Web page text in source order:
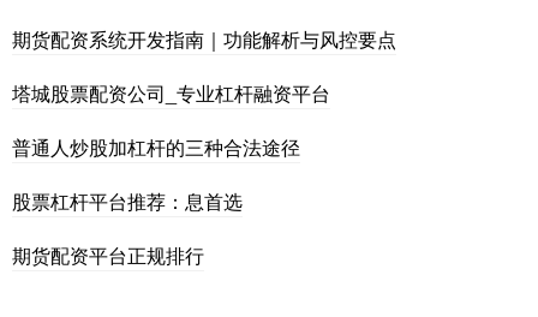
期货配资系统开发指南｜功能解析与风控要点
塔城股票配资公司_专业杠杆融资平台
普通人炒股加杠杆的三种合法途径
股票杠杆平台推荐：息首选
期货配资平台正规排行